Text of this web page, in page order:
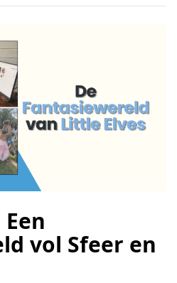
vol Sfeer en